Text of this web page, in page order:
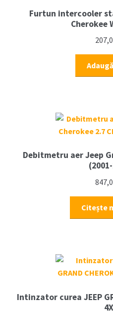
Furtun intercooler
Cherokee
Debitmetru aer Jeep
Citește
Intinzator curea JEEP